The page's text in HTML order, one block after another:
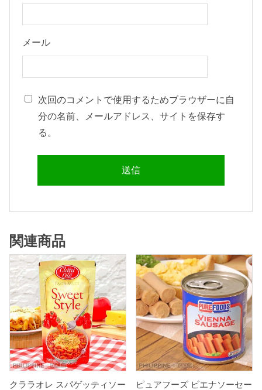
メール
次回のコメントで使用するためブラウザーに自
分の名前、メールアドレス、サイトを保存す
る。
関連商品
クララオレ スパゲッティソー
ピュアフーズ ビエナソーセー